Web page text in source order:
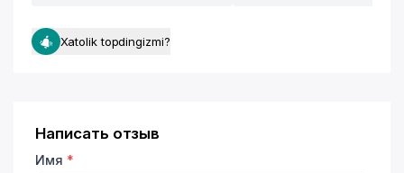
Xatolik topdingizmi?
Написать отзыв
Имя *